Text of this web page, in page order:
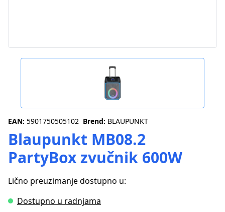
EAN: 5901750505102 Brend: BLAUPUNKT
Blaupunkt MB08.2
PartyBox zvučnik 600W
Lično preuzimanje dostupno u:
Dostupno u radnjama